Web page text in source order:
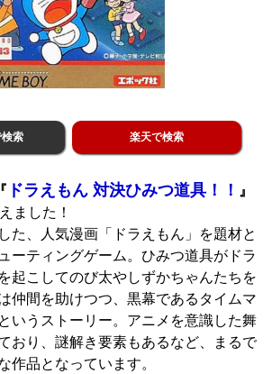
索 楽天で検索
『 ドラえもん 対決ひみつ道具！！ 』
ました！
た、人気漫画「ドラえもん」を題材と
ーティングゲーム。ひみつ道具がドラ
起こしてのび太やしずかちゃんたちを
仲間を助けつつ、黒幕であるタイムマ
いうストーリー。アニメを意識した舞
おり、謎解き要素もあるなど、まるで
作品となっています。